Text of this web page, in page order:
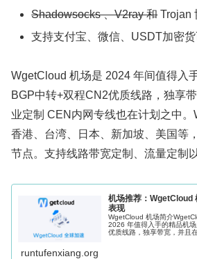
Shadowsocks 、V2ray 和Trojan
支持支付宝、微信、USDT加密
WgetCloud 机场是 2024 年间值得入
BGP中转+双程CN2优质线路，独享
业定制 CEN内网专线也在计划之中
香港、台湾、日本、新加坡、美国等
节点。支持线路带宽定制、流量定制
机场推荐：WgetCloud
表现
WgetCloud 机场简介
2026 年值得入手的精品机
优质线路，独享带宽，并且
runtufenxiang.org